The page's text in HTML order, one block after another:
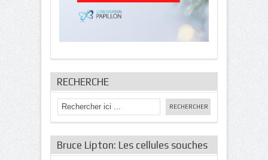
RECHERCHE
Bruce Lipton: Les cellules souches